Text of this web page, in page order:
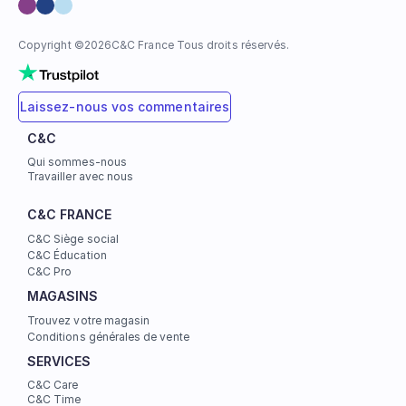
C&C
Qui sommes-nous
Travailler avec nous
C&C FRANCE
C&C Siège social
C&C Éducation
C&C Pro
MAGASINS
Trouvez votre magasin
Conditions générales de vente
SERVICES
C&C Care
C&C Time
Copyright ©2026C&C France Tous droits réservés.
Laissez-nous vos commentaires